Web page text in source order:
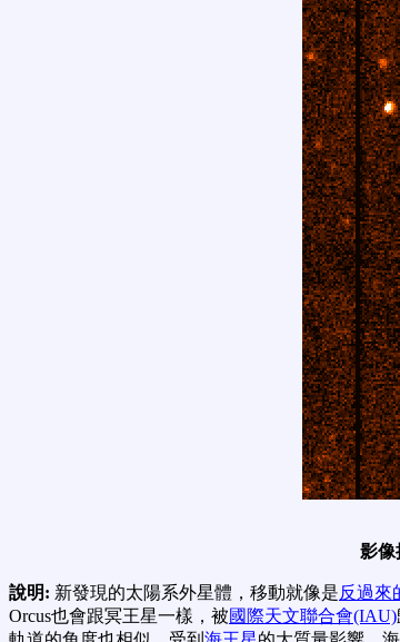
影像
說明: 新發現的太陽系外星體，移動就像是反過來
Orcus也會跟冥王星一樣，被國際天文聯合會(IAU)